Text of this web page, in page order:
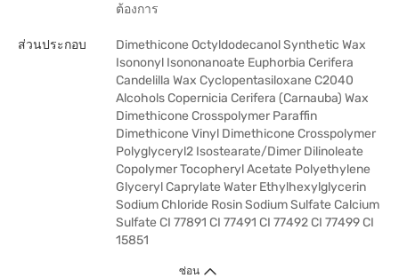
ต้องการ
ส่วนประกอบ
Dimethicone Octyldodecanol Synthetic Wax
Isononyl Isononanoate Euphorbia Cerifera
Candelilla Wax Cyclopentasiloxane C2040
Alcohols Copernicia Cerifera (Carnauba) Wax
Dimethicone Crosspolymer Paraffin
Dimethicone Vinyl Dimethicone Crosspolymer
Polyglyceryl2 Isostearate/Dimer Dilinoleate
Copolymer Tocopheryl Acetate Polyethylene
Glyceryl Caprylate Water Ethylhexylglycerin
Sodium Chloride Rosin Sodium Sulfate Calcium
Sulfate CI 77891 CI 77491 CI 77492 CI 77499 CI
15851
ซ่อน